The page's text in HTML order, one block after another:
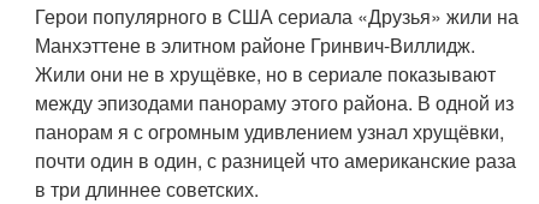
Герои популярного в США сериала «Друзья» жили на
Манхэттене в элитном районе Гринвич-Виллидж.
Жили они не в хрущёвке, но в сериале показывают
между эпизодами панораму этого района. В одной из
панорам я с огромным удивлением узнал хрущёвки,
почти один в один, с разницей что американские раза
в три длиннее советских.